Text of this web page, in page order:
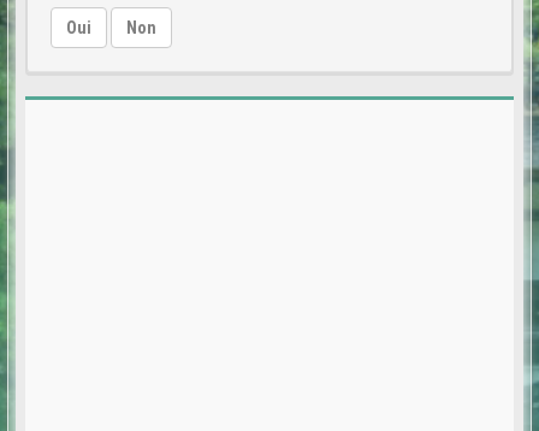
Oui Non